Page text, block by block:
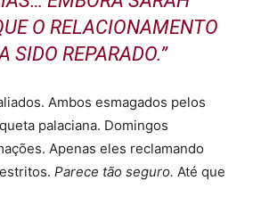
O RELACIONAMENTO
SIDO REPARADO.”
Ambos esmagados pelos
palaciana. Domingos
Apenas eles reclamando
Parece tão seguro. Até que